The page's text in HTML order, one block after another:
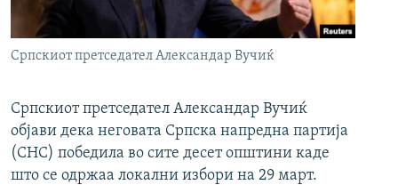
Српскиот претседател Александар Вучиќ
Српскиот претседател Александар Вучиќ
објави дека неговата Српска напредна партија
(СНС) победила во сите десет општини каде
што се одржаа локални избори на 29 март.